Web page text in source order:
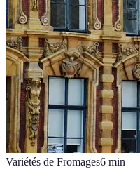
Variétés de Fromages6 min